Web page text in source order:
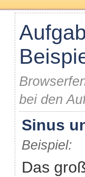
bei den
Sinus
Beispiel:
Das